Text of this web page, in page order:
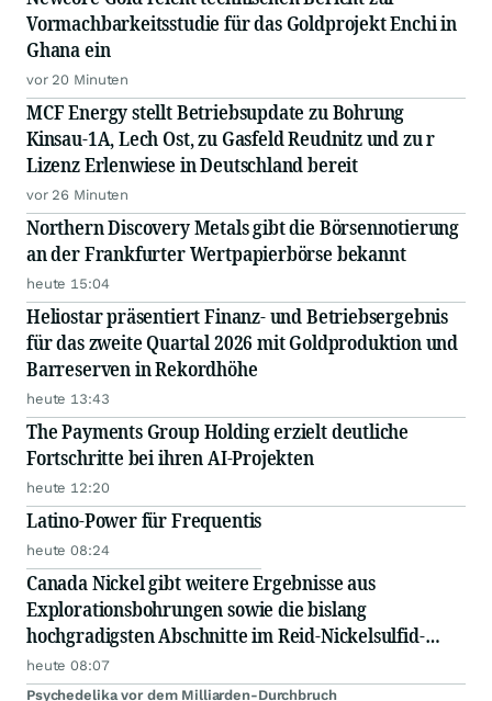
Vormachbarkeitsstudie für das Goldprojekt Enchi in
Ghana ein
vor 20 Minuten
MCF Energy stellt Betriebsupdate zu Bohrung
Kinsau-1A, Lech Ost, zu Gasfeld Reudnitz und zu r
Lizenz Erlenwiese in Deutschland bereit
vor 26 Minuten
Northern Discovery Metals gibt die Börsennotierung
an der Frankfurter Wertpapierbörse bekannt
heute 15:04
Heliostar präsentiert Finanz- und Betriebsergebnis
für das zweite Quartal 2026 mit Goldproduktion und
Barreserven in Rekordhöhe
heute 13:43
The Payments Group Holding erzielt deutliche
Fortschritte bei ihren AI-Projekten
heute 12:20
Latino-Power für Frequentis
heute 08:24
Canada Nickel gibt weitere Ergebnisse aus
Explorationsbohrungen sowie die bislang
hochgradigsten Abschnitte im Reid-Nickelsulfid-
Projekt bekannt
heute 08:07
Psychedelika vor dem Milliarden-Durchbruch